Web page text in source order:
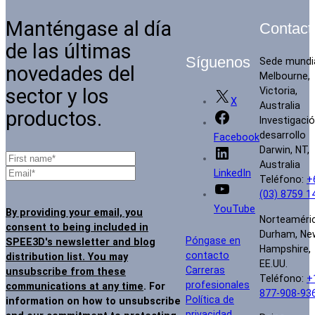
Manténgase al día
de las últimas
novedades del
sector y los
productos.
By providing your email, you
consent to being included in
SPEE3D's newsletter and blog
distribution list. You may
unsubscribe from these
communications at any time. For
information on how to unsubscribe
Síguenos
X
Facebook
LinkedIn
YouTube
Póngase en
contacto
Carreras
profesionales
Política de
Sede
Melbourne,
Victoria,
Australia
desarrollo
Darwin, NT,
Australia
Teléfono:
(03) 8759
Durham,
Hampshire,
EE.UU.
Teléfono:
877-908-